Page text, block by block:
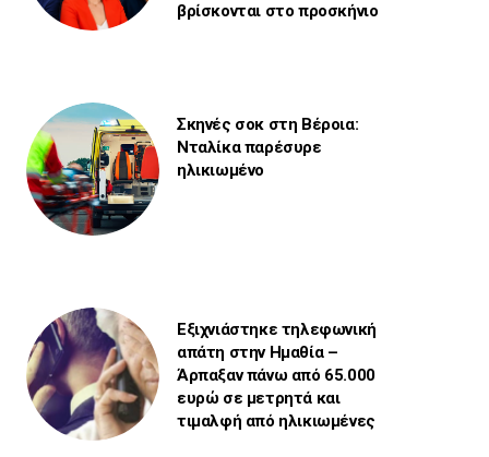
βρίσκονται στο προσκήνιο
Σκηνές σοκ στη Βέροια:
Νταλίκα παρέσυρε
ηλικιωμένο
Εξιχνιάστηκε τηλεφωνική
απάτη στην Ημαθία –
Άρπαξαν πάνω από 65.000
ευρώ σε μετρητά και
τιμαλφή από ηλικιωμένες